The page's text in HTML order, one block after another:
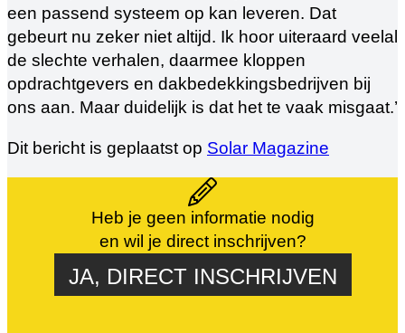
een passend systeem op kan leveren. Dat
gebeurt nu zeker niet altijd. Ik hoor uiteraard veelal
de slechte verhalen, daarmee kloppen
opdrachtgevers en dakbedekkingsbedrijven bij
ons aan. Maar duidelijk is dat het te vaak misgaat.’
Dit bericht is geplaatst op Solar Magazine
Heb je geen informatie nodig
en wil je direct inschrijven?
JA, DIRECT INSCHRIJVEN